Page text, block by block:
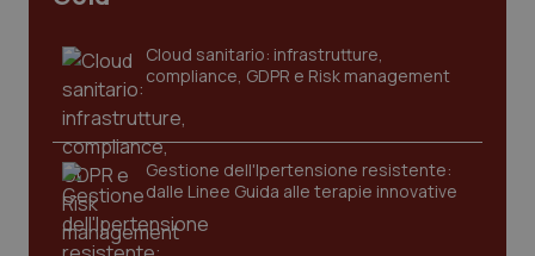
Cloud sanitario: infrastrutture,
compliance, GDPR e Risk management
Gestione dell'Ipertensione resistente:
dalle Linee Guida alle terapie innovative